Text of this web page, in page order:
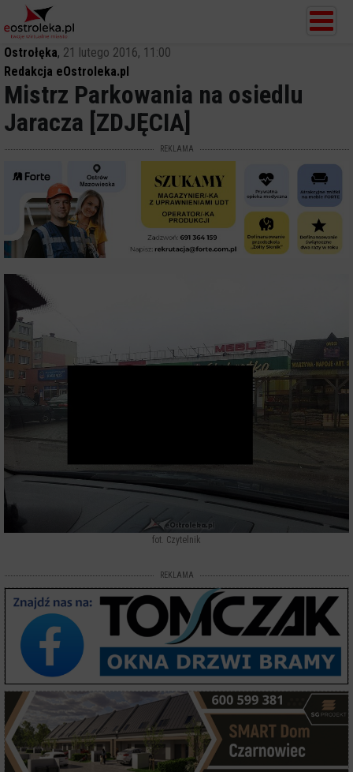
Ostrołęka, 21 lutego 2016, 11:00
Redakcja eOstroleka.pl
Mistrz Parkowania na osiedlu
Jaracza [ZDJĘCIA]
REKLAMA
fot. Czytelnik
REKLAMA